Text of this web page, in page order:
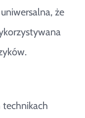
że
technikach